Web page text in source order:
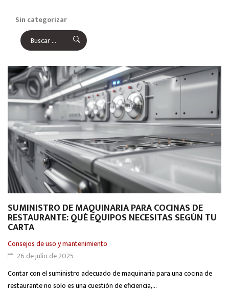
Sin categorizar
SUMINISTRO DE MAQUINARIA PARA COCINAS DE
RESTAURANTE: QUÉ EQUIPOS NECESITAS SEGÚN TU
CARTA
Consejos de uso y mantenimiento
26 de julio de 2025
Contar con el suministro adecuado de maquinaria para una cocina de
restaurante no solo es una cuestión de eficiencia,...